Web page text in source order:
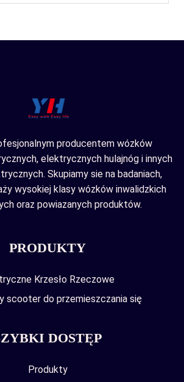
producentem wózków
elektrycznych hulajnóg i innych
Skupiamy sie na badaniach,
wysokiej klasy wózków inwalidzkich
oraz powiazanych produktów.
PRODUKTY
Krzesło Rzeczowe
scooter do przemieszczania się
DOSTĘP
Produkty